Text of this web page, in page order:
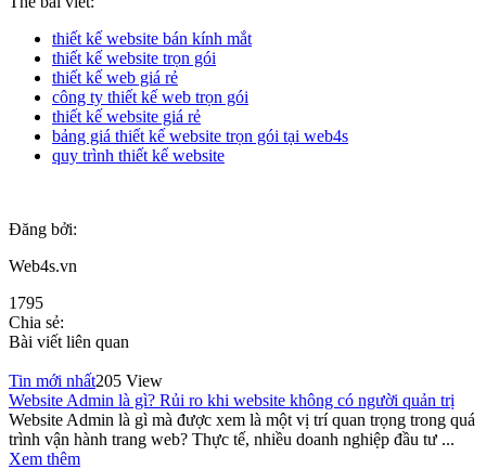
thiết kế website bán kính mắt
thiết kế website trọn gói
thiết kế web giá rẻ
công ty thiết kế web trọn gói
thiết kế website giá rẻ
bảng giá thiết kế website trọn gói tại web4s
quy trình thiết kế website
Đăng bởi:
Web4s.vn
1795
Chia sẻ:
Bài viết liên quan
Tin mới nhất205 View
Website Admin là gì? Rủi ro khi website không có người quản trị
Website Admin là gì mà được xem là một vị trí quan trọng trong quá
trình vận hành trang web? Thực tế, nhiều doanh nghiệp đầu tư ...
Xem thêm